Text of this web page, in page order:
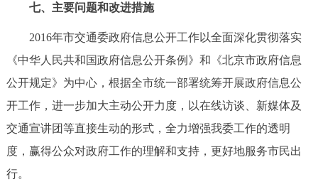
七、主要问题和改进措施
2016年市交通委政府信息公开工作以全面深化贯彻落实
《中华人民共和国政府信息公开条例》和《北京市政府信息
公开规定》为中心，根据全市统一部署统筹开展政府信息公
开工作，进一步加大主动公开力度，以在线访谈、新媒体及
交通宣讲团等直接生动的形式，全力增强我委工作的透明
度，赢得公众对政府工作的理解和支持，更好地服务市民出
行。